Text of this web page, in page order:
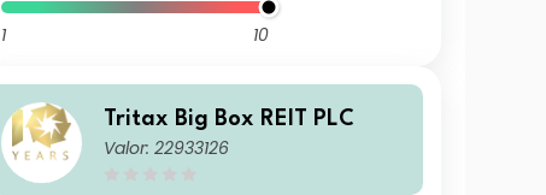
1 10
Tritax Big Box REIT PLC
Valor: 22933126